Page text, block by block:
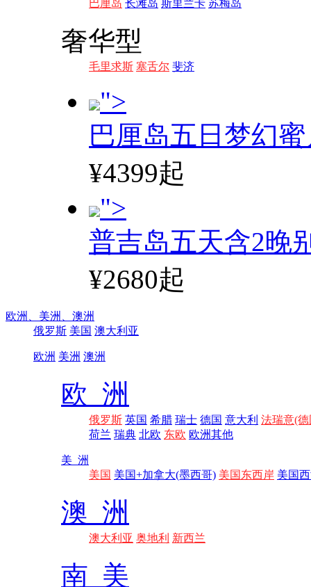
巴厘岛 长滩岛 斯里兰卡 苏梅岛
奢华型
毛里求斯 塞舌尔 斐济
">
巴厘岛五日梦幻
¥4399起
">
普吉岛五天含2晚
¥2680起
欧洲、 美洲、 澳洲
俄罗斯 美国 澳大利亚
欧洲 美洲 澳洲
欧 洲
俄罗斯 英国 希腊 瑞士 德国 意大利 法瑞意(德
荷兰 瑞典 北欧 东欧 欧洲其他
美 洲
美国 美国+加拿大(墨西哥) 美国东西岸 美国
澳 洲
澳大利亚 奥地利 新西兰
南 美